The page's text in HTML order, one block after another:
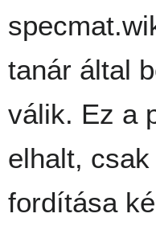
tanár által
válik. Ez a
elhalt,
fordítása